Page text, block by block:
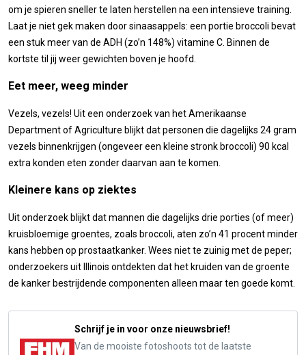
om je spieren sneller te laten herstellen na een intensieve training.
Laat je niet gek maken door sinaasappels: een portie broccoli bevat
een stuk meer van de ADH (zo’n 148%) vitamine C. Binnen de
kortste til jij weer gewichten boven je hoofd.
Eet meer, weeg minder
Vezels, vezels! Uit een onderzoek van het Amerikaanse
Department of Agriculture blijkt dat personen die dagelijks 24 gram
vezels binnenkrijgen (ongeveer een kleine stronk broccoli) 90 kcal
extra konden eten zonder daarvan aan te komen.
Kleinere kans op ziektes
Uit onderzoek blijkt dat mannen die dagelijks drie porties (of meer)
kruisbloemige groentes, zoals broccoli, aten zo’n 41 procent minder
kans hebben op prostaatkanker. Wees niet te zuinig met de peper;
onderzoekers uit Illinois ontdekten dat het kruiden van de groente
de kanker bestrijdende componenten alleen maar ten goede komt.
Schrijf je in voor onze nieuwsbrief!
Van de mooiste fotoshoots tot de laatste